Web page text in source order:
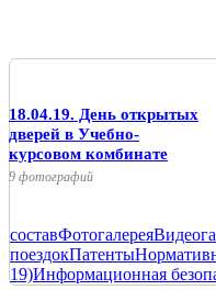
18.04.19. День открытых
дверей в Учебно-
курсовом комбинате
9 фотографий
составФотогалерея
поездокПатенты
19)Информационная